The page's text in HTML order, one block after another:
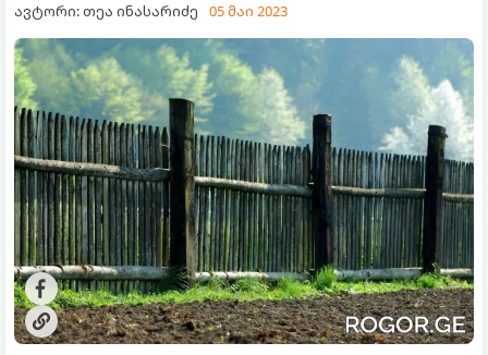
ავტორი: თეა ინასარიძე 05 მაი 2023